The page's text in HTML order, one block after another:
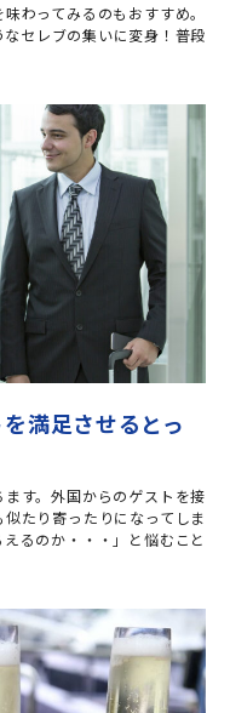
わってみるのもおすすめ。
セレブの集いに変身！普段
満足させるとっ
す。外国からのゲストを接
たり寄ったりになってしま
るのか・・・」と悩むこと